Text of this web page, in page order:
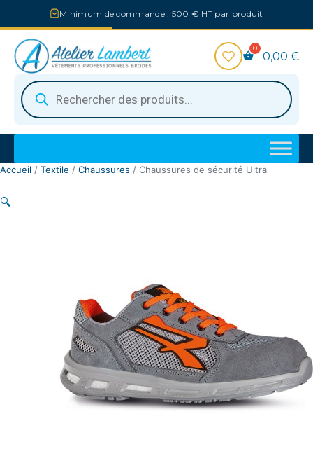
au
contenu
Minimum de commande : 500 € HT par produit
Recherche
de
produits
0,00 €
Accueil / Textile / Chaussures / Chaussures de sécurité Ultra
🔍